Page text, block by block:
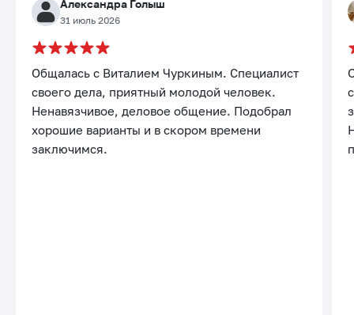
Александра Голыш
31 июль 2026
Общалась с Виталием Чуркиным. Специалист
своего дела, приятный молодой человек.
Ненавязчивое, деловое общение. Подобрал
хорошие варианты и в скором времени
заключимся.